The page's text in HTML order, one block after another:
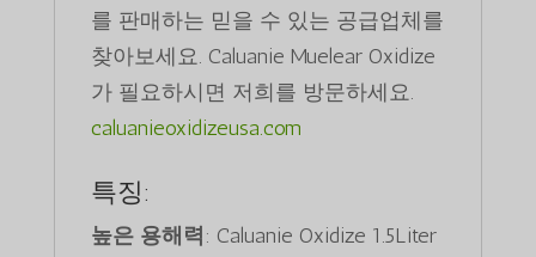
를 판매하는 믿을 수 있는 공급업체를
찾아보세요. Caluanie Muelear Oxidize
가 필요하시면 저희를 방문하세요.
caluanieoxidizeusa.com
특징:
높은 용해력 : Caluanie Oxidize 1.5Liter